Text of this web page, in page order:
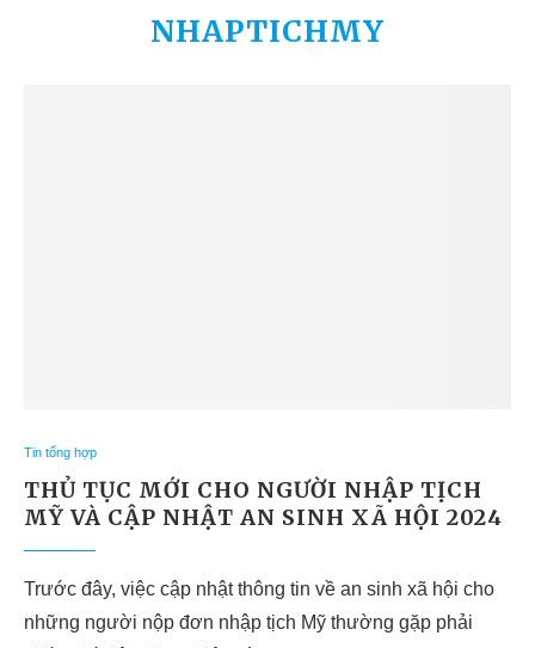
NHAPTICHMY
Tin tổng hợp
THỦ TỤC MỚI CHO NGƯỜI NHẬP TỊCH
MỸ VÀ CẬP NHẬT AN SINH XÃ HỘI 2024
Trước đây, việc cập nhật thông tin về an sinh xã hội cho
những người nộp đơn nhập tịch Mỹ thường gặp phải